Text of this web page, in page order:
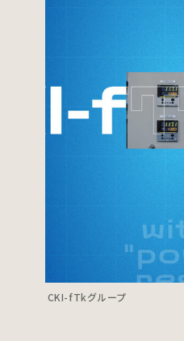
CKI-fTkグループ